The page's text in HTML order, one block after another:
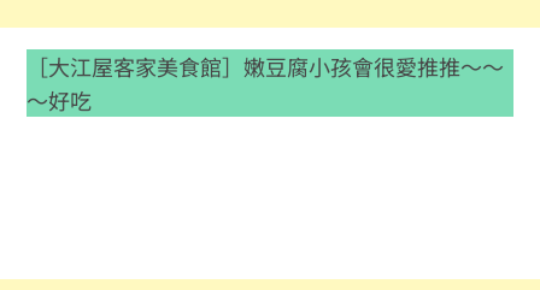
［大江屋客家美食館］嫩豆腐小孩會很愛推推～～
～好吃